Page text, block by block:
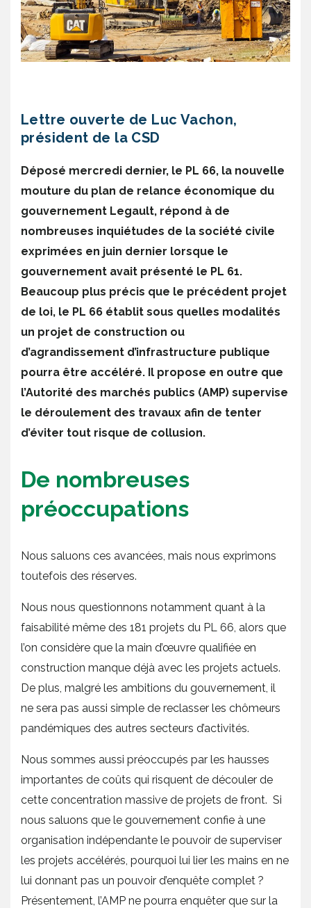
Lettre ouverte de Luc Vachon,
président de la CSD
Déposé mercredi dernier, le PL 66, la nouvelle
mouture du plan de relance économique du
gouvernement Legault, répond à de
nombreuses inquiétudes de la société civile
exprimées en juin dernier lorsque le
gouvernement avait présenté le PL 61.
Beaucoup plus précis que le précédent projet
de loi, le PL 66 établit sous quelles modalités
un projet de construction ou
d’agrandissement d’infrastructure publique
pourra être accéléré. Il propose en outre que
l’Autorité des marchés publics (AMP) supervise
le déroulement des travaux afin de tenter
d’éviter tout risque de collusion.
De nombreuses
préoccupations
Nous saluons ces avancées, mais nous exprimons
toutefois des réserves.
Nous nous questionnons notamment quant à la
faisabilité même des 181 projets du PL 66, alors que
l’on considère que la main d’œuvre qualifiée en
construction manque déjà avec les projets actuels.
De plus, malgré les ambitions du gouvernement, il
ne sera pas aussi simple de reclasser les chômeurs
pandémiques des autres secteurs d’activités.
Nous sommes aussi préoccupés par les hausses
importantes de coûts qui risquent de découler de
cette concentration massive de projets de front. Si
nous saluons que le gouvernement confie à une
organisation indépendante le pouvoir de superviser
les projets accélérés, pourquoi lui lier les mains en ne
lui donnant pas un pouvoir d’enquête complet ?
Présentement, l’AMP ne pourra enquêter que sur la